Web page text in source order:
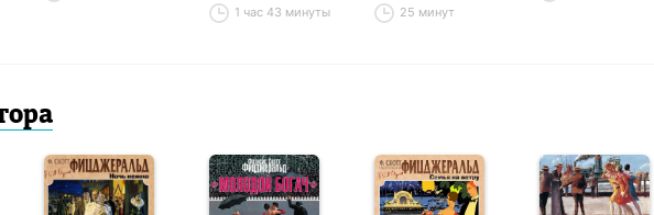
1 час 43 минуты 25 минут